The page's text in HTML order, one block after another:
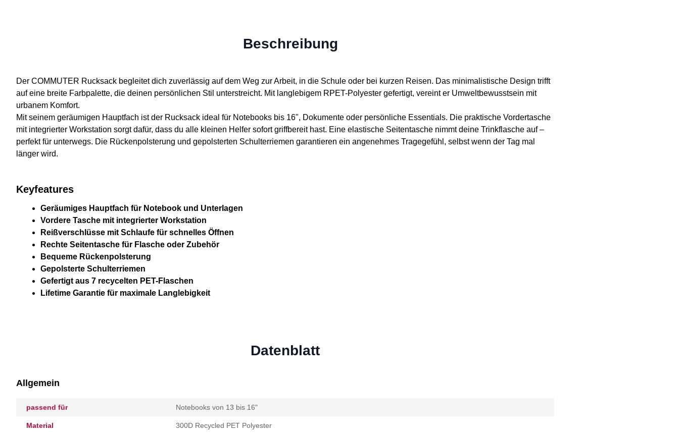
Beschreibung
Der COMMUTER Rucksack begleitet dich zuverlässig auf dem Weg zur Arbeit, in die Schule oder bei kurzen Reisen. Das minimalistische Design trifft
auf eine breite Farbpalette, die deinen persönlichen Stil unterstreicht. Mit langlebigem RPET-Polyester gefertigt, vereint er Umweltbewusstsein mit
urbanem Komfort.
Mit seinem geräumigen Hauptfach ist der Rucksack ideal für Notebooks bis 16", Dokumente oder persönliche Essentials. Die praktische Vordertasche
mit integrierter Workstation sorgt dafür, dass du alle kleinen Helfer sofort griffbereit hast. Eine elastische Seitentasche nimmt deine Trinkflasche auf –
perfekt für unterwegs. Die Rückenpolsterung und gepolsterten Schulterriemen garantieren ein angenehmes Tragegefühl, selbst wenn der Tag mal
länger wird.
Keyfeatures
Geräumiges Hauptfach für Notebook und Unterlagen
Vordere Tasche mit integrierter Workstation
Reißverschlüsse mit Schlaufe für schnelles Öffnen
Rechte Seitentasche für Flasche oder Zubehör
Bequeme Rückenpolsterung
Gepolsterte Schulterriemen
Gefertigt aus 7 recycelten PET-Flaschen
Lifetime Garantie für maximale Langlebigkeit
Datenblatt
Allgemein
passend für Notebooks von 13 bis 16"
Material 300D Recycled PET Polyester